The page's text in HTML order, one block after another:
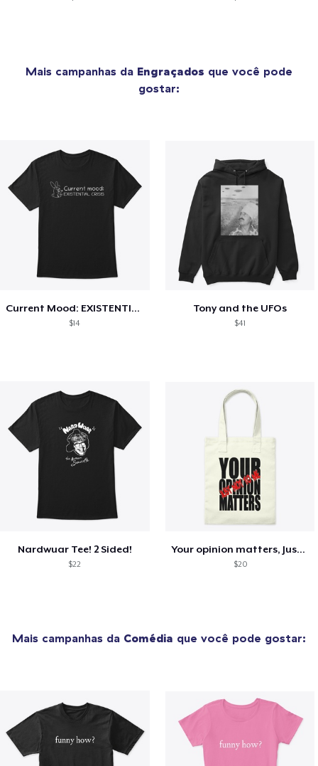
Mais campanhas da Engraçados que você pode
gostar:
Current Mood: EXISTENTIAL CRISIS
$14
Tony and the UFOs
$41
Nardwuar Tee! 2 Sided!
$22
Your opinion matters, Just not to me!
$20
Mais campanhas da Comédia que você pode gostar: